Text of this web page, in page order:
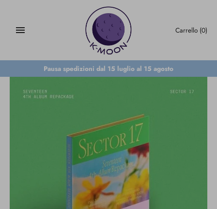
contenuto
Carrello (0)
Pausa spedizioni dal 15 luglio al 15 agosto